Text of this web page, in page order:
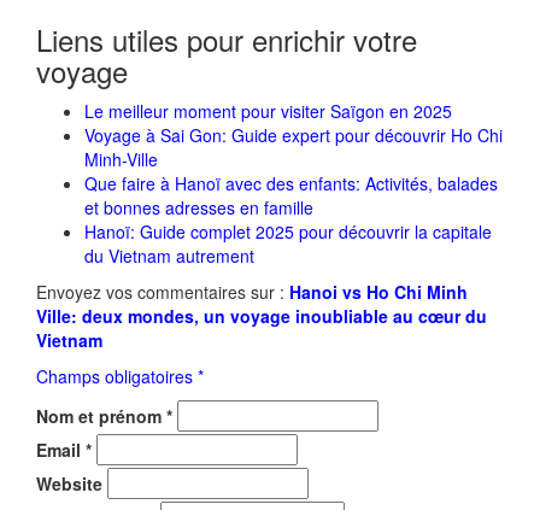
Liens utiles pour enrichir votre
voyage​
Le meilleur moment pour visiter Saïgon en 2025
Voyage à Sai Gon: Guide expert pour découvrir Ho Chi
Minh-Ville
Que faire à Hanoï avec des enfants: Activités, balades
et bonnes adresses en famille
Hanoï: Guide complet 2025 pour découvrir la capitale
du Vietnam autrement
Envoyez vos commentaires sur : Hanoi vs Ho Chi Minh
Ville: deux mondes, un voyage inoubliable au cœur du
Vietnam
Champs obligatoires *
Nom et prénom *
Email *
Website